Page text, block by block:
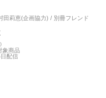
田莉恵(企画協力) / 別冊フレンド
象商品
配信